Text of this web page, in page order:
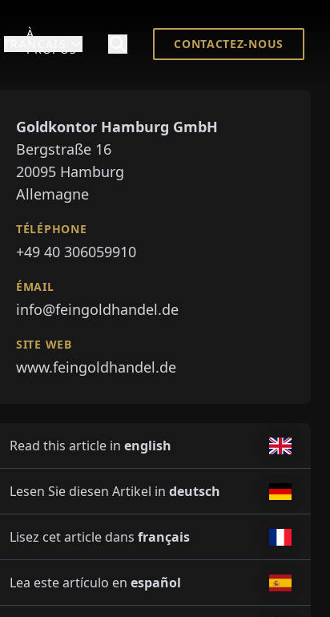
À
PROPOS
CONTACTEZ-NOUS
Goldkontor Hamburg GmbH
Bergstraße 16
20095 Hamburg
Allemagne
TÉLÉPHONE
+49 40 306059910
ÉMAIL
info@feingoldhandel.de
SITE WEB
www.feingoldhandel.de
Read this article in english
Lesen Sie diesen Artikel in deutsch
Lisez cet article dans français
Lea este artículo en español